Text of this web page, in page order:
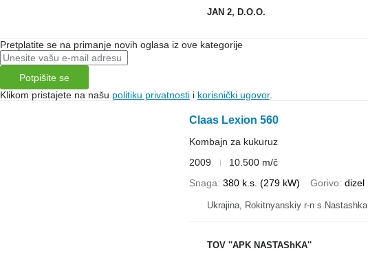
JAN 2, D.O.O.
Pretplatite se na primanje novih oglasa iz ove kategorije
Potpišite se
Klikom pristajete na našu politiku privatnostii korisnički ugovor.
Claas Lexion 560
Kombajn za kukuruz
2009
10.500 m/č
Snaga 380 k.s. (279 kW) Gorivo dizel
Ukrajina, Rokitnyanskiy r-n s.Nastashka
TOV ''APK NASTAShKA''